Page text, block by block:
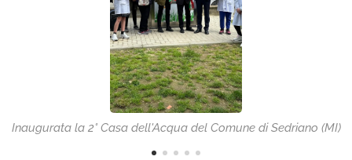
Inaugurata la 2° Casa dell'Acqua del Comune di Sedriano (MI)